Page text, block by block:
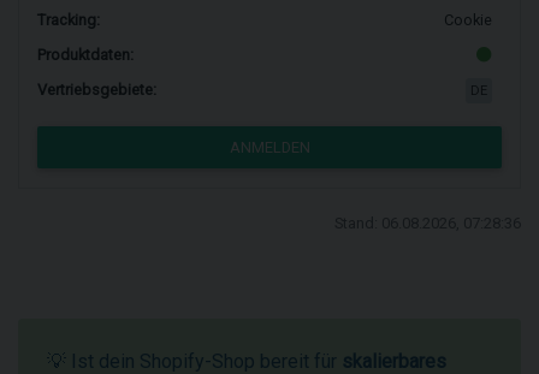
Tracking:
Cookie
Produktdaten:
Vertriebsgebiete:
ANMELDEN
💡 Ist dein Shopify-Shop bereit für skalierbares